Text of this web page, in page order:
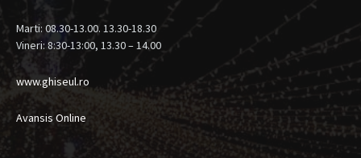
Marti: 08.30-13.00. 13.30-18.30
Vineri: 8:30-13:00, 13.30 – 14.00
www.ghiseul.ro
Avansis Online